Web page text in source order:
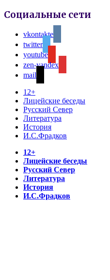
Социальные сети
vkontakte
twitter
youtube
zen-yandex
mail
12+
Лицейские беседы
Русский Север
Литература
История
И.С.Фрадков
12+
Лицейские беседы
Русский Север
Литература
История
И.С.Фрадков